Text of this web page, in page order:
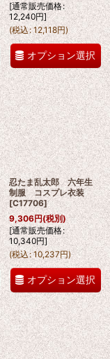
[通常販売価格:
12,240円]
(税込: 12,118円)
オプション選択
忍たま乱太郎 六年生
制服 コスプレ衣装
[C17706]
9,306円(税別)
[通常販売価格:
10,340円]
(税込: 10,237円)
オプション選択